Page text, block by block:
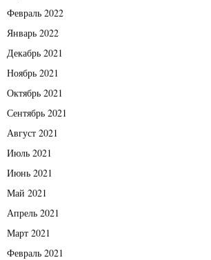
Февраль 2022
Январь 2022
Декабрь 2021
Ноябрь 2021
Октябрь 2021
Сентябрь 2021
Август 2021
Июль 2021
Июнь 2021
Май 2021
Апрель 2021
Март 2021
Февраль 2021